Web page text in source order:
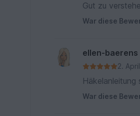
Gut zu
War diese
ellen-baerens
2.
Häkelanleitung
War diese